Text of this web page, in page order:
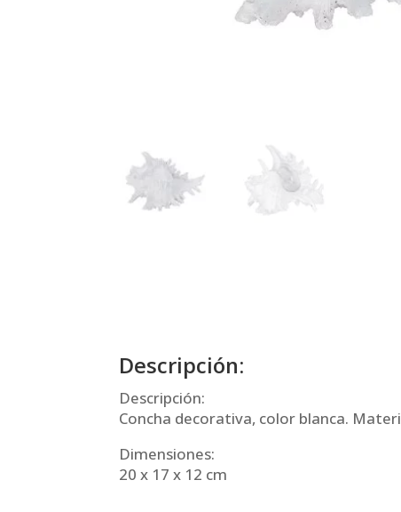
Descripción:
Descripción:
Concha decorativa, color blanca.
Dimensiones:
20 x 17 x 12 cm